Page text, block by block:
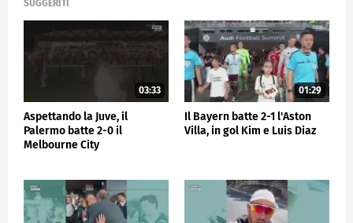
SUGGERITI
03:33
Aspettando la Juve, il
Palermo batte 2-0 il
Melbourne City
01:29
Il Bayern batte 2-1 l'Aston
Villa, in gol Kim e Luis Diaz